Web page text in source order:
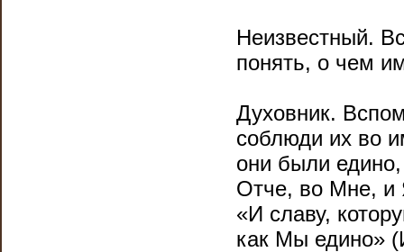
Неизвестный.
понять, о чем
Духовник.
соблюди их во
они были
Отче, во Мне, и
«И славу,
как Мы едино»